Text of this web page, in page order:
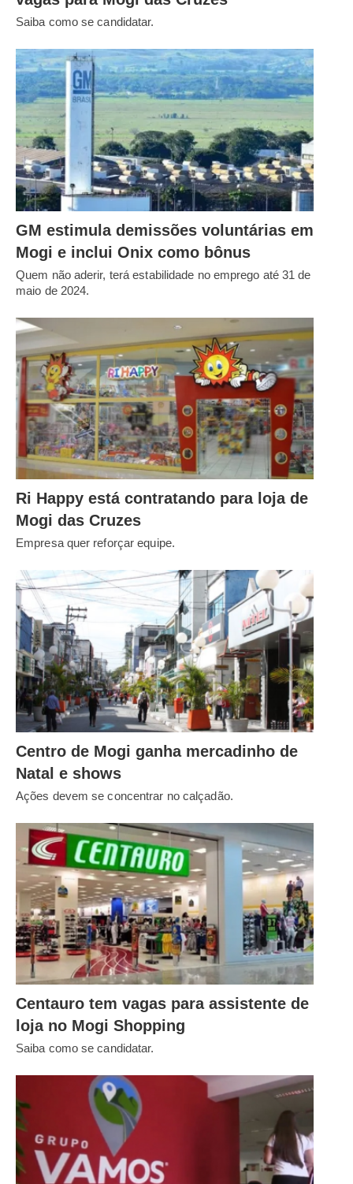
Saiba como se candidatar.
GM estimula demissões voluntárias em
Mogi e inclui Onix como bônus
Quem não aderir, terá estabilidade no emprego até 31 de
maio de 2024.
Ri Happy está contratando para loja de
Mogi das Cruzes
Empresa quer reforçar equipe.
Centro de Mogi ganha mercadinho de
Natal e shows
Ações devem se concentrar no calçadão.
Centauro tem vagas para assistente de
loja no Mogi Shopping
Saiba como se candidatar.